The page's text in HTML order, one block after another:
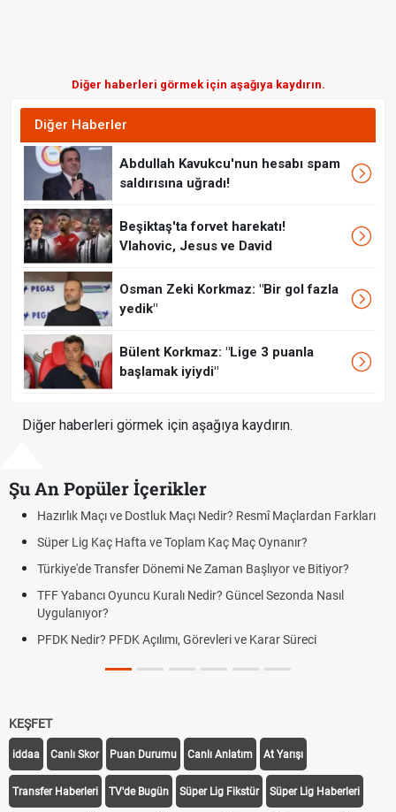
Diğer haberleri görmek için aşağıya kaydırın.
Diğer Haberler
Abdullah Kavukcu'nun hesabı spam
saldırısına uğradı!
Beşiktaş'ta forvet harekatı!
Vlahovic, Jesus ve David
Osman Zeki Korkmaz: "Bir gol fazla
yedik"
Bülent Korkmaz: "Lige 3 puanla
başlamak iyiydi"
Diğer haberleri görmek için aşağıya kaydırın.
Şu An Popüler İçerikler
Maçı ve Dostluk Maçı Nedir? Resmî Maçlardan Farkları
Kaç Hafta ve Toplam Kaç Maç Oynanır?
Transfer Dönemi Ne Zaman Başlıyor ve Bitiyor?
Oyuncu Kuralı Nedir? Güncel Sezonda Nasıl
PFDK Açılımı, Görevleri ve Karar Süreci
Puan
Futbol
KEŞFET
iddaa Canlı Skor Puan Durumu Canlı Anlatım At Yarışı
Transfer Haberleri TV'de Bugün Süper Lig Fikstür Süper Lig Haberleri